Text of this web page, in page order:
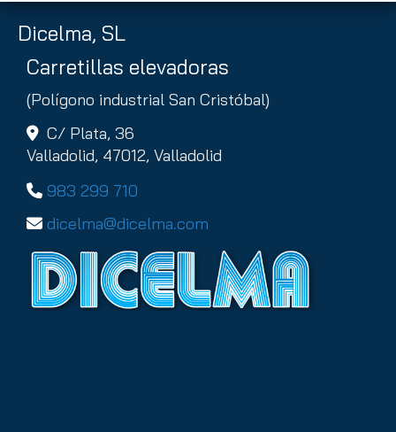
Dicelma, SL
Carretillas elevadoras
(Polígono industrial San Cristóbal)
C/ Plata, 36
Valladolid, 47012, Valladolid
983 299 710
dicelma
dicelma.com